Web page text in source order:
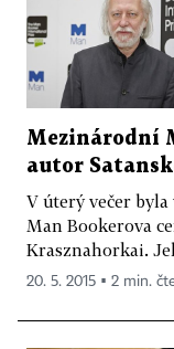
Mezinárodní
autor
V úterý večer
Man Bookerova
Krasznahorkai.
20. 5. 2015 ▪ 2 min.